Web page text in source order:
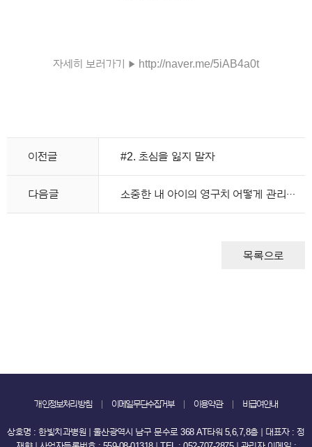
자세히 보러가기 ▶ http://naver.me/5iAB4a0t
이전글 #2. 초심을 잃지 말자
다음글 소중한 내 아이의 영구치 어떻게 관리해야 할까요?
목록으로
개인정보처리방침 이메일무단수집거부 이용약관 비급여안내
상호명 : 한빛치과병원 ｜ 울산광역시 남구 문수로 368 AT타워 5,6,7,8층 ｜ 대표자 : 정